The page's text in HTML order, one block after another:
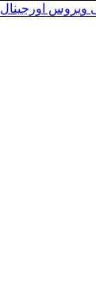
ویروس اورجینال